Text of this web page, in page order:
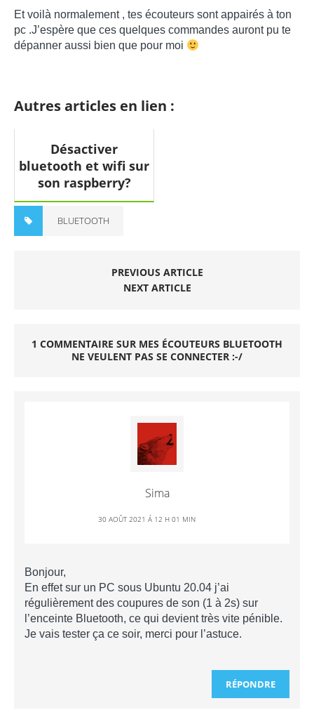
Et voilà normalement , tes écouteurs sont appairés à ton
pc .J’espère que ces quelques commandes auront pu te
dépanner aussi bien que pour moi
Autres articles en lien :
Désactiver
bluetooth et wifi sur
son raspberry?
BLUETOOTH
PREVIOUS ARTICLE
NEXT ARTICLE
1 COMMENTAIRE SUR MES ÉCOUTEURS BLUETOOTH
NE VEULENT PAS SE CONNECTER :-/
Sima
30 AOÛT 2021 Á 12 H 01 MIN
Bonjour,
En effet sur un PC sous Ubuntu 20.04 j’ai
régulièrement des coupures de son (1 à 2s) sur
l’enceinte Bluetooth, ce qui devient très vite pénible.
Je vais tester ça ce soir, merci pour l’astuce.
RÉPONDRE